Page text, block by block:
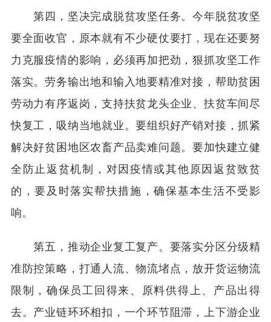
第四，坚决完成脱贫攻坚任务。今年脱贫攻坚
要全面收官，原本就有不少硬仗要打，现在还要努
力克服疫情的影响，必须再加把劲，狠抓攻坚工作
落实。劳务输出地和输入地要精准对接，帮助贫困
劳动力有序返岗，支持扶贫龙头企业、扶贫车间尽
快复工，吸纳当地就业。要组织好产销对接，抓紧
解决好贫困地区农畜产品卖难问题。要加快建立健
全防止返贫机制，对因疫情或其他原因返贫致贫
的，要及时落实帮扶措施，确保基本生活不受影
响。
第五，推动企业复工复产。要落实分区分级精
准防控策略，打通人流、物流堵点，放开货运物流
限制，确保员工回得来、原料供得上、产品出得
去。产业链环环相扣，一个环节阻滞，上下游企业